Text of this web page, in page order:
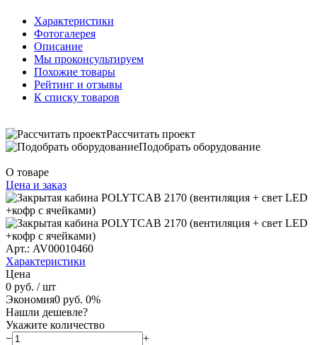
Характеристики
Фотогалерея
Описание
Мы проконсультируем
Похожие товары
Рейтинг и отзывы
К списку товаров
Рассчитать проект
Подобрать оборудование
О товаре
Цена и заказ
Арт.: AV00010460
Характеристики
Цена
0 руб. / шт
Экономия0 руб. 0%
Нашли дешевле?
Укажите количество
−
+